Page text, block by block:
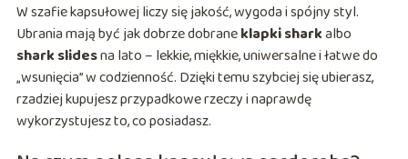
W szafie kapsułowej liczy się jakość, wygoda i spójny styl.
Ubrania mają być jak dobrze dobraneklapki sharkalbo
shark slidesna lato – lekkie, miękkie, uniwersalne i łatwe do
„wsunięcia” w codzienność. Dzięki temu szybciej się ubierasz,
rzadziej kupujesz przypadkowe rzeczy i naprawdę
wykorzystujesz to, co posiadasz.